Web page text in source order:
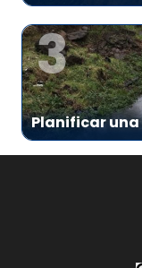
3
Planificar